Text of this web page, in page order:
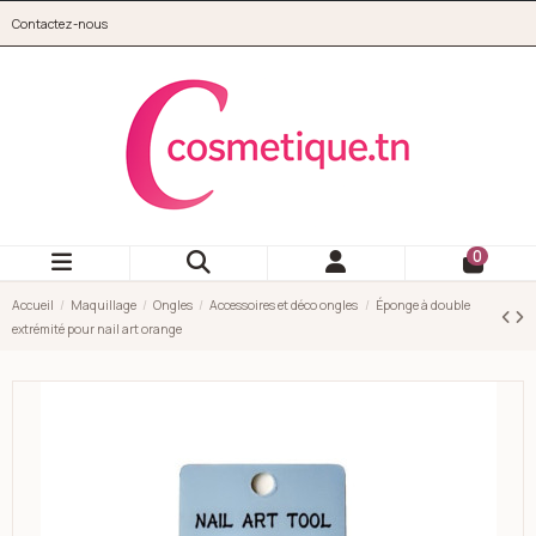
Contactez-nous
0
Accueil Maquillage Ongles Accessoires et déco ongles
Éponge à double
extrémité pour nail art orange